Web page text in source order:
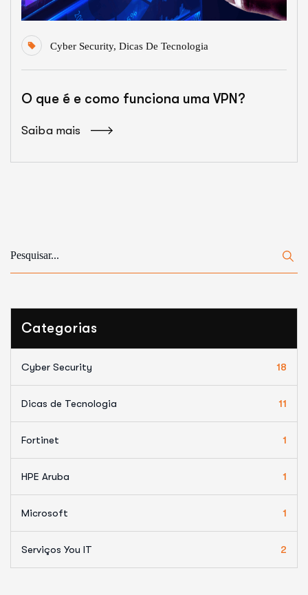
Cyber Security, Dicas De Tecnologia
O que é e como funciona uma VPN?
Saiba mais
Categorias
Cyber Security 18
Dicas de Tecnologia 11
Fortinet 1
HPE Aruba 1
Microsoft 1
Serviços You IT 2